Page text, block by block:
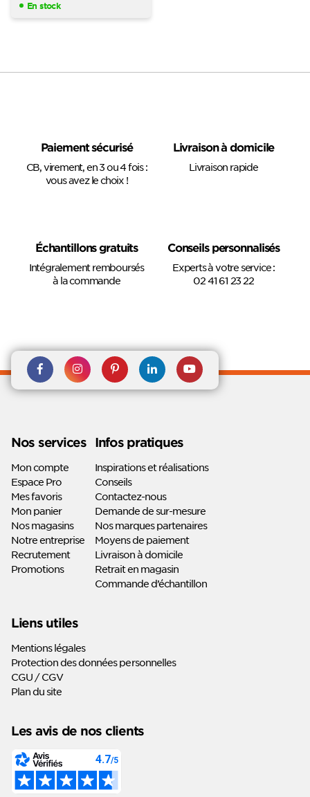
En stock
Paiement sécurisé
CB, virement, en 3 ou 4 fois :
vous avez le choix !
Livraison à domicile
Livraison rapide
Échantillons gratuits
Intégralement remboursés
à la commande
Conseils personnalisés
Experts à votre service :
02 41 61 23 22
Rejoignez nous sur Facebook
Suivez-nous sur
Instagram
Suivez-nous sur
Pinterest
Suivez-
nous sur
Suivez-
nous sur
Nos services
Mon compte
Espace Pro
Mes favoris
Mon panier
Nos magasins
Notre entreprise
Recrutement
Promotions
Infos pratiques
Inspirations et réalisations
Conseils
Contactez-nous
Demande de sur-mesure
Nos marques partenaires
Moyens de paiement
Livraison à domicile
Retrait en magasin
Commande d’échantillon
Liens utiles
Mentions légales
Protection des données personnelles
CGU / CGV
Plan du site
Les avis de nos clients